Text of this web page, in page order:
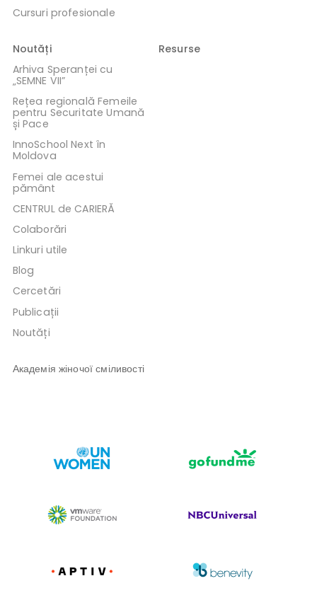
Cursuri profesionale
Noutăți
Arhiva Speranței cu
„SEMNE VII”
Rețea regională Femeile
pentru Securitate Umană
și Pace
InnoSchool Next în
Moldova
Femei ale acestui
pământ
CENTRUL de CARIERĂ
Colaborări
Linkuri utile
Blog
Cercetări
Publicații
Noutăți
Resurse
Академія жіночої сміливості